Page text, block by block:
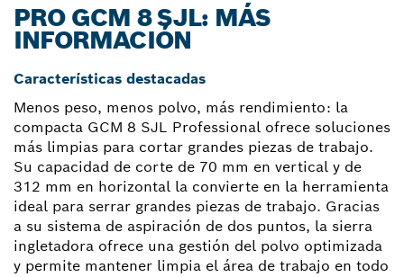
PRO GCM 8 SJL: MÁS
INFORMACIÓN
Características destacadas
Menos peso, menos polvo, más rendimiento: la
compacta GCM 8 SJL Professional ofrece soluciones
más limpias para cortar grandes piezas de trabajo.
Su capacidad de corte de 70 mm en vertical y de
312 mm en horizontal la convierte en la herramienta
ideal para serrar grandes piezas de trabajo. Gracias
a su sistema de aspiración de dos puntos, la sierra
ingletadora ofrece una gestión del polvo optimizada
y permite mantener limpia el área de trabajo en todo